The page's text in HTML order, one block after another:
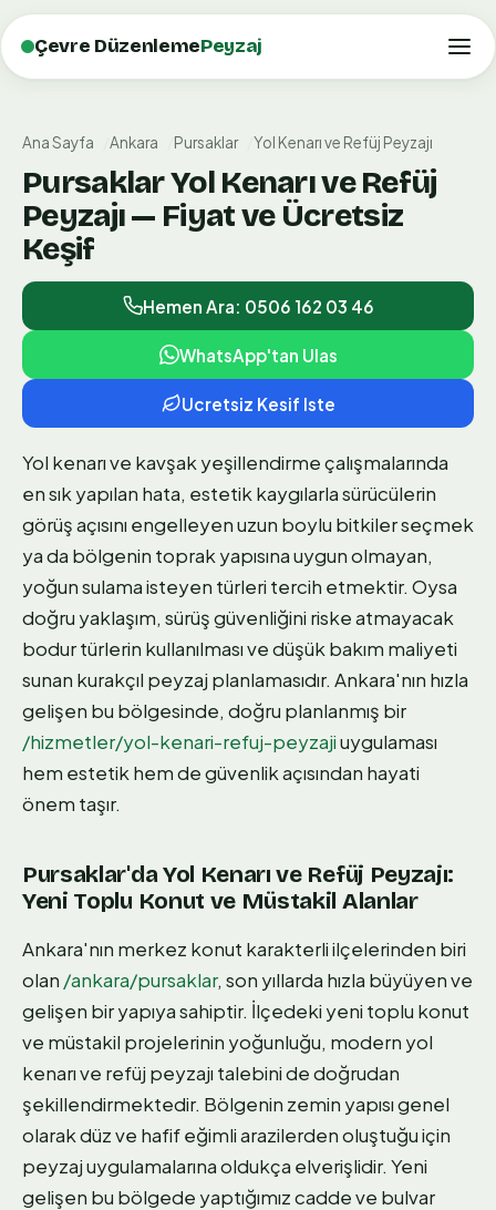
Çevre DüzenlemePeyzaj
Ana Sayfa Ankara Pursaklar Yol Kenarı ve Refüj Peyzajı
Pursaklar Yol Kenarı ve Refüj
Peyzajı — Fiyat ve Ücretsiz
Keşif
Hemen Ara: 0506 162 03 46
WhatsApp'tan Ulas
Ucretsiz Kesif Iste
Yol kenarı ve kavşak yeşillendirme çalışmalarında
en sık yapılan hata, estetik kaygılarla sürücülerin
görüş açısını engelleyen uzun boylu bitkiler seçmek
ya da bölgenin toprak yapısına uygun olmayan,
yoğun sulama isteyen türleri tercih etmektir. Oysa
doğru yaklaşım, sürüş güvenliğini riske atmayacak
bodur türlerin kullanılması ve düşük bakım maliyeti
sunan kurakçıl peyzaj planlamasıdır. Ankara'nın hızla
gelişen bu bölgesinde, doğru planlanmış bir
/hizmetler/yol-kenari-refuj-peyzajiuygulaması
hem estetik hem de güvenlik açısından hayati
önem taşır.
Pursaklar'da Yol Kenarı ve Refüj Peyzajı:
Yeni Toplu Konut ve Müstakil Alanlar
Ankara'nın merkez konut karakterli ilçelerinden biri
olan /ankara/pursaklar, son yıllarda hızla büyüyen ve
gelişen bir yapıya sahiptir. İlçedeki yeni toplu konut
ve müstakil projelerinin yoğunluğu, modern yol
kenarı ve refüj peyzajı talebini de doğrudan
şekillendirmektedir. Bölgenin zemin yapısı genel
olarak düz ve hafif eğimli arazilerden oluştuğu için
peyzaj uygulamalarına oldukça elverişlidir. Yeni
gelişen bu bölgede yaptığımız cadde ve bulvar